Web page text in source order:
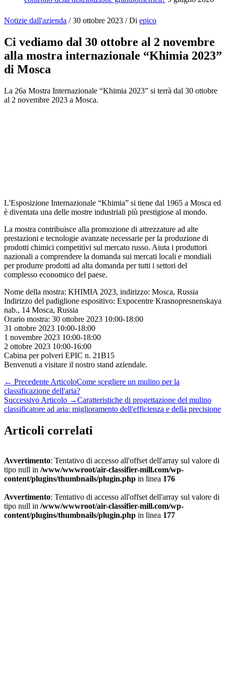
Notizie dall'azienda /30 ottobre 2023 / Di epico
Ci vediamo dal 30 ottobre al 2 novembre
alla mostra internazionale “Khimia 2023”
di Mosca
La 26a Mostra Internazionale “Khimia 2023” si terrà dal 30 ottobre
al 2 novembre 2023 a Mosca.
L'Esposizione Internazionale “Khimia” si tiene dal 1965 a Mosca ed
è diventata una delle mostre industriali più prestigiose al mondo.
La mostra contribuisce alla promozione di attrezzature ad alte
prestazioni e tecnologie avanzate necessarie per la produzione di
prodotti chimici competitivi sul mercato russo. Aiuta i produttori
nazionali a comprendere la domanda sui mercati locali e mondiali
per produrre prodotti ad alta domanda per tutti i settori del
complesso economico del paese.
Nome della mostra: KHIMIA 2023, indirizzo: Mosca, Russia
Indirizzo del padiglione espositivo: Expocentre Krasnopresnenskaya
nab., 14 Mosca, Russia
Orario mostra: 30 ottobre 2023 10:00-18:00
31 ottobre 2023 10:00-18:00
1 novembre 2023 10:00-18:00
2 ottobre 2023 10:00-16:00
Cabina per polveri EPIC n. 21B15
Benvenuti a visitare il nostro stand aziendale.
← Precedente ArticoloCome scegliere un mulino per la
classificazione dell'aria?
Successivo Articolo →Caratteristiche di progettazione del mulino
classificatore ad aria: miglioramento dell'efficienza e della precisione
Articoli correlati
Avvertimento: Tentativo di accesso all'offset dell'array sul valore di
tipo null in /www/wwwroot/air-classifier-mill.com/wp-
content/plugins/thumbnails/plugin.php in linea 176
Avvertimento: Tentativo di accesso all'offset dell'array sul valore di
tipo null in /www/wwwroot/air-classifier-mill.com/wp-
content/plugins/thumbnails/plugin.php in linea 177